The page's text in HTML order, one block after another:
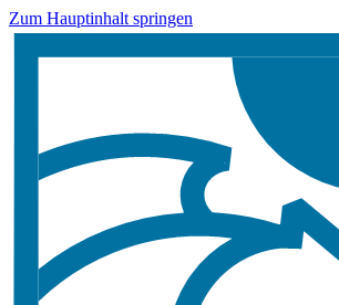
Zum Hauptinhalt springen